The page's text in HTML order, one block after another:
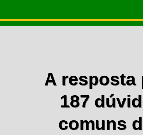
A resposta
187
comuns